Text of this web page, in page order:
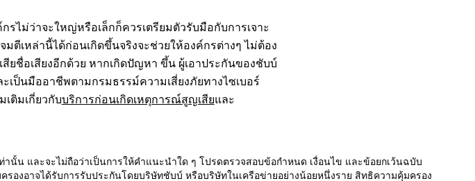
ไม่ว่าจะใหญ่หรือเล็กก็ควรเตรียมตัวรับมือกับการเจาะ
ตีเหล่านี้ได้ก่อนเกิดขึ้นจริงจะช่วยให้องค์กรต่างๆ ไม่ต้อง
ยชื่อเสียงอีกด้วย หากเกิดปัญหา ขึ้น ผู้เอาประกันของชับบ์
ป็นมืออาชีพตามกรมธรรม์ความเสี่ยงภัยทางไซเบอร์
เติมเกี่ยวกับบริการก่อนเกิดเหตุการณ์สูญเสียและ
นั้น และจะไม่ถือว่าเป็นการให้คำแนะนำใด ๆ โปรดตรวจสอบข้อกำหนด เงื่อนไข และข้อยกเว้นฉบับ
องอาจได้รับการรับประกันโดยบริษัทชับบ์ หรือบริษัทในเครือข่ายอย่างน้อยหนึ่งราย สิทธิความคุ้มครอง